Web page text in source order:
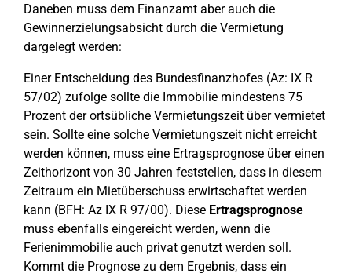
Daneben muss dem Finanzamt aber auch die
Gewinnerzielungsabsicht durch die Vermietung
dargelegt werden:
Einer Entscheidung des Bundesfinanzhofes (Az: IX R
57/02) zufolge sollte die Immobilie mindestens 75
Prozent der ortsübliche Vermietungszeit über vermietet
sein. Sollte eine solche Vermietungszeit nicht erreicht
werden können, muss eine Ertragsprognose über einen
Zeithorizont von 30 Jahren feststellen, dass in diesem
Zeitraum ein Mietüberschuss erwirtschaftet werden
kann (BFH: Az IX R 97/00). Diese Ertragsprognose
muss ebenfalls eingereicht werden, wenn die
Ferienimmobilie auch privat genutzt werden soll.
Kommt die Prognose zu dem Ergebnis, dass ein